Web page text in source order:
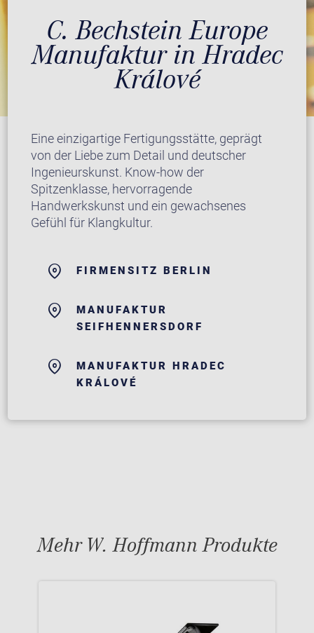
C. Bechstein Europe
Manufaktur in Hradec
Králové
Eine einzigartige Fertigungsstätte, geprägt
von der Liebe zum Detail und deutscher
Ingenieurskunst. Know-how der
Spitzenklasse, hervorragende
Handwerkskunst und ein gewachsenes
Gefühl für Klangkultur.
FIRMENSITZ BERLIN
MANUFAKTUR
SEIFHENNERSDORF
MANUFAKTUR HRADEC
KRÁLOVÉ
Mehr W. Hoffmann Produkte